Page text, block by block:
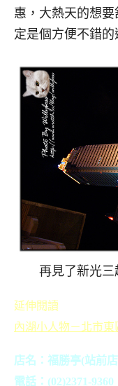
惠，大熱天的想
定是個方便不錯的
再見了新光三
延伸閱讀
內湖小人物－北市
店名：福勝亭(站前
電話：(02)2371-9360